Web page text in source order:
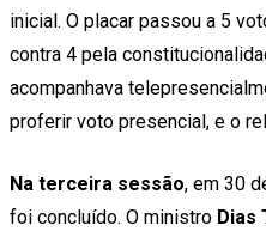
inicial. O placar passou a 5
contra 4 pela
acompanhava
proferir voto presencial, e o
Na terceira sessão, em 30
foi concluído. O ministro Dias